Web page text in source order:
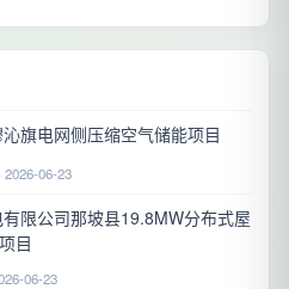
旗电网侧压缩空气储能项目
06-23
限公司那坡县19.8MW分布式屋
目
06-23